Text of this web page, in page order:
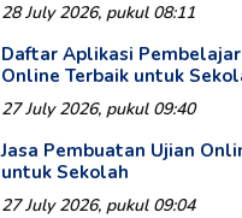
28 July 2026, pukul 08:11
Daftar Aplikasi
Online Terbaik untuk
27 July 2026, pukul 09:40
Jasa Pembuatan Ujian
untuk Sekolah
27 July 2026, pukul 09:04